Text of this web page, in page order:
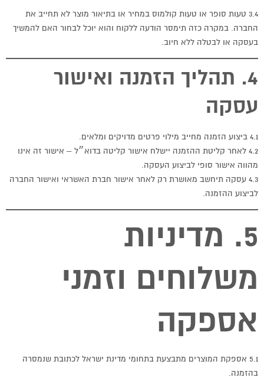
3.4 טעות סופר או טעות קולמוס במחיר או בתיאור מוצר לא תחייב את
החברה. במקרה כזה תימסר הודעה ללקוח והוא יוכל לבחור האם להמשיך
בעסקה או לבטלה ללא חיוב.
4. תהליך הזמנה ואישור
עסקה
4.1 ביצוע הזמנה מחייב מילוי פרטים מדויקים ומלאים.
4.2 לאחר קליטת ההזמנה יישלח אישור קליטה בדוא״ל – אישור זה אינו
מהווה אישור סופי לביצוע העסקה.
4.3 עסקה תיחשב מאושרת רק לאחר אישור חברת האשראי ואישור החברה
לביצוע ההזמנה.
5. מדיניות
משלוחים וזמני
אספקה
5.1 אספקת המוצרים מתבצעת בתחומי מדינת ישראל לכתובת שנמסרה
בהזמנה.